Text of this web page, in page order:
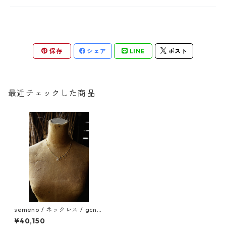
保存 シェア LINE ポスト
最近チェックした商品
semeno / ネックレス / gcn-
05 / 25ss
¥40,150